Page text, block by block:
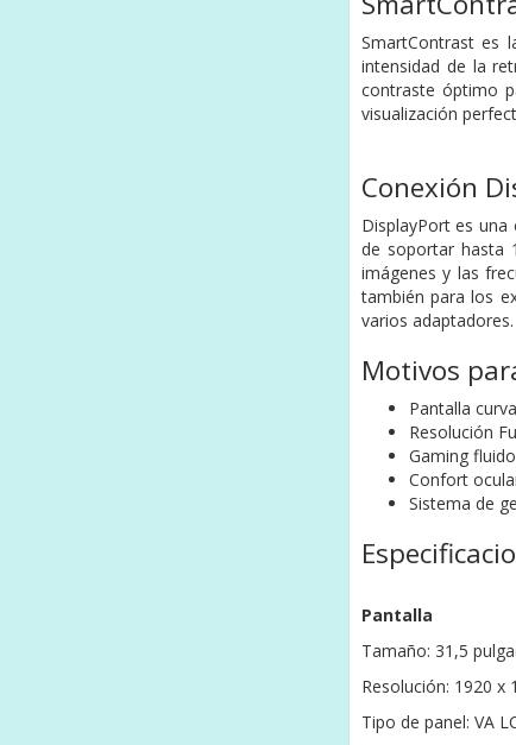
SmartContrast es
intensidad de la
contraste óptimo
visualización
Conexión
DisplayPort es
de soportar hasta
imágenes y las
también para los
varios adaptadores.
Motivos
Pantalla
Resolución
Gaming
Confort
Sistema de
Pantalla
Tamaño: 31,5
Resolución: 1920 x
Tipo de panel: VA